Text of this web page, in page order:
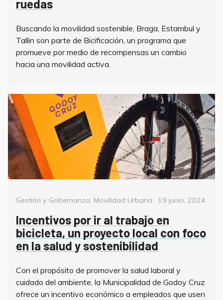
ruedas
Buscando la movilidad sostenible, Braga, Estambul y
Tallin son parte de Bicificación, un programa que
promueve por medio de recompensas un cambio
hacia una movilidad activa.
Categorías
Gestión y Gobernanza, Movilidad Urbana
Posted
19 junio, 2024
Incentivos por ir al trabajo en
bicicleta, un proyecto local con foco
en la salud y sostenibilidad
Con el propósito de promover la salud laboral y
cuidado del ambiente, la Municipalidad de Godoy Cruz
ofrece un incentivo económico a empleados que usen